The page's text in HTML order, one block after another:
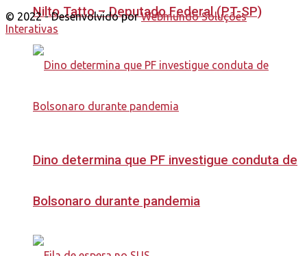
Nilto Tatto – Deputado Federal (PT-SP)
Dino determina que PF investigue conduta de
Bolsonaro durante pandemia
© 2022 - Desenvolvido porWebmundo Soluções
Interativas